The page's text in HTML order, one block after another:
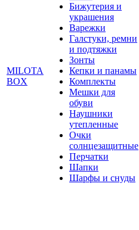
MILOTA
BOX
Бижутерия и
украшения
Варежки
Галстуки, ремни
и подтяжки
Зонты
Кепки и панамы
Комплекты
Мешки для
обуви
Наушники
утепленные
Очки
солнцезащитные
Перчатки
Шапки
Шарфы и снуды